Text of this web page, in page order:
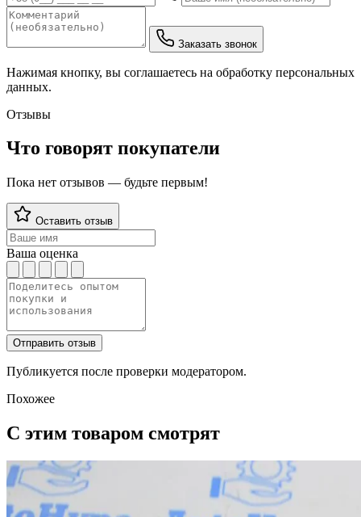
Заказать звонок
Нажимая кнопку, вы соглашаетесь на обработку персональных
данных.
Отзывы
Что говорят покупатели
Пока нет отзывов — будьте первым!
Оставить отзыв
Ваша оценка
Отправить отзыв
Публикуется после проверки модератором.
Похожее
С этим товаром смотрят